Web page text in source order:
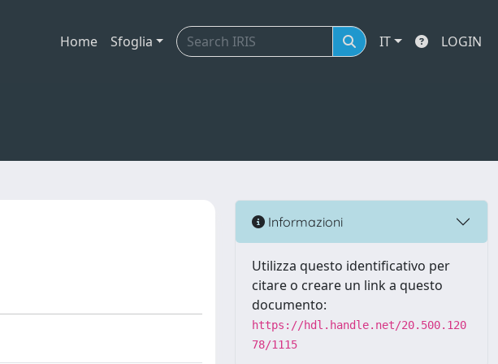
Home Sfoglia IT LOGIN
Informazioni
Utilizza questo identificativo per
citare o creare un link a questo
documento:
https://hdl.handle.net/20.500.120
78/1115